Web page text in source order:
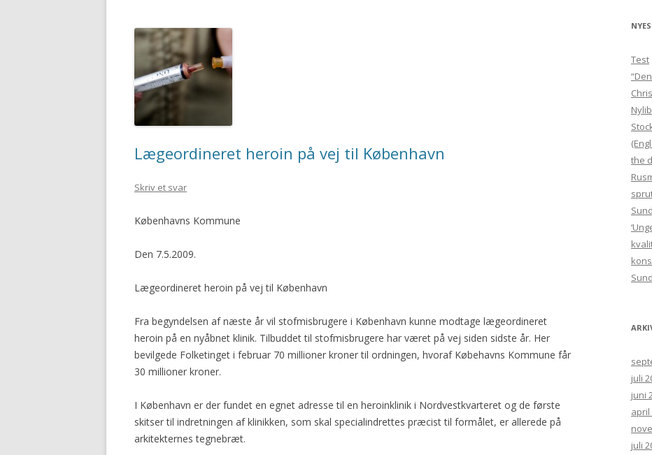
Lægeordineret heroin på vej til København
Skriv et svar
Københavns Kommune
Den 7.5.2009.
Lægeordineret heroin på vej til København
Fra begyndelsen af næste år vil stofmisbrugere i København kunne modtage lægeordineret
heroin på en nyåbnet klinik. Tilbuddet til stofmisbrugere har været på vej siden sidste år. Her
bevilgede Folketinget i februar 70 millioner kroner til ordningen, hvoraf Købehavns Kommune får
30 millioner kroner.
I København er der fundet en egnet adresse til en heroinklinik i Nordvestkvarteret og de første
skitser til indretningen af klinikken, som skal specialindrettes præcist til formålet, er allerede på
arkitekternes tegnebræt.
Test
the
juli
juni
april
juli